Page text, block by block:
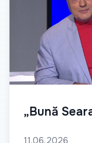
„Bună
11.06.2026